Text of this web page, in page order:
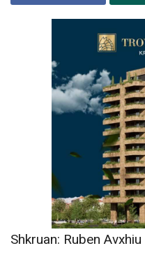
Shkruan: Ruben Avxhiu